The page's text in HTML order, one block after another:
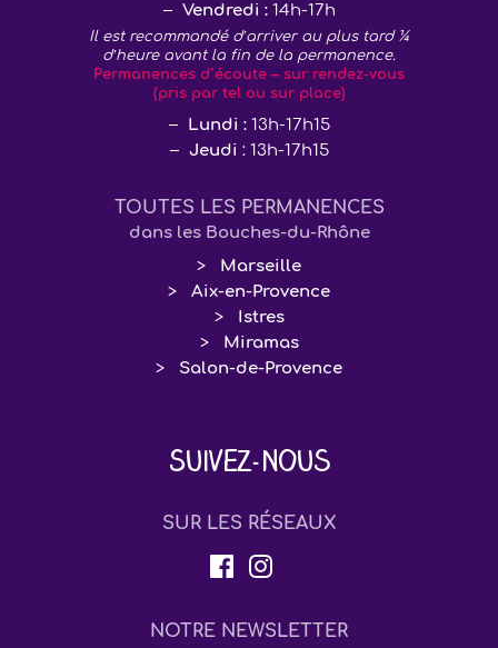
Vendredi :14h-17h
Il est recommandé d’arriver au plus tard ¼
d’heure avant la fin de la permanence.
Permanences d’écoute – sur rendez-vous
(pris par tel ou sur place)
Lundi :13h-17h15
Jeudi : 13h-17h15
TOUTES LES PERMANENCES
dans les Bouches-du-Rhône
Marseille
Aix-en-Provence
Istres
Miramas
Salon-de-Provence
Suivez-nous
SUR LES RÉSEAUX
NOTRE NEWSLETTER